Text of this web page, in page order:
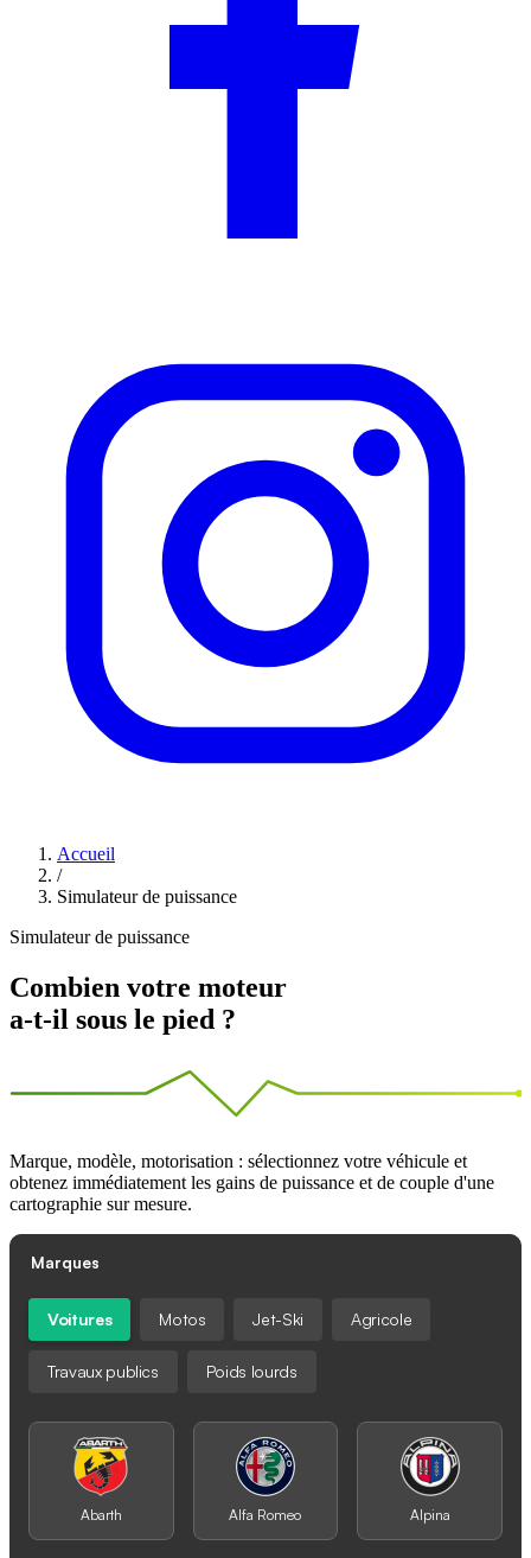
Accueil
/
Simulateur de puissance
Simulateur de puissance
Combien votre moteur
a-t-il sous le pied ?
Marque, modèle, motorisation : sélectionnez votre véhicule et
obtenez immédiatement les gains de puissance et de couple d'une
cartographie sur mesure.